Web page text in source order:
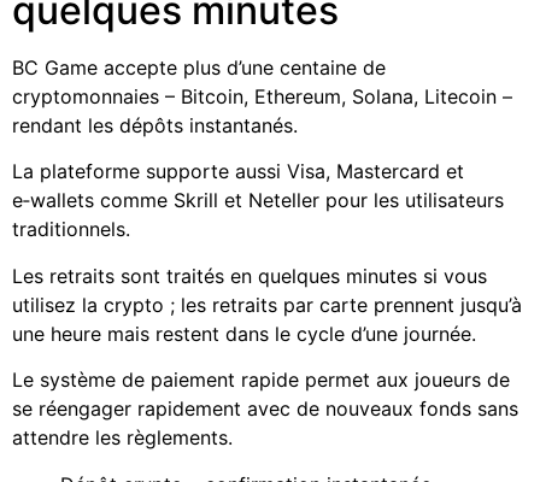
quelques minutes
BC Game accepte plus d’une centaine de
cryptomonnaies – Bitcoin, Ethereum, Solana, Litecoin –
rendant les dépôts instantanés.
La plateforme supporte aussi Visa, Mastercard et
e‑wallets comme Skrill et Neteller pour les utilisateurs
traditionnels.
Les retraits sont traités en quelques minutes si vous
utilisez la crypto ; les retraits par carte prennent jusqu’à
une heure mais restent dans le cycle d’une journée.
Le système de paiement rapide permet aux joueurs de
se réengager rapidement avec de nouveaux fonds sans
attendre les règlements.